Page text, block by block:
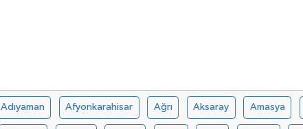
Adıyaman Afyonkarahisar Ağrı Aksaray Amasya